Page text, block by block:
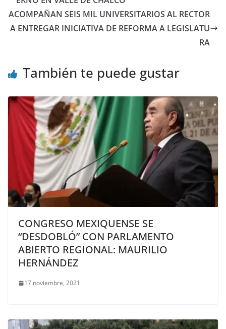
ACOMPAÑAN SEIS MIL UNIVERSITARIOS AL RECTOR
A ENTREGAR INICIATIVA DE REFORMA A LEGISLATU
RA
También te puede gustar
CONGRESO MEXIQUENSE SE
“DESDOBLÓ” CON PARLAMENTO
ABIERTO REGIONAL: MAURILIO
HERNÁNDEZ
17 noviembre, 2021